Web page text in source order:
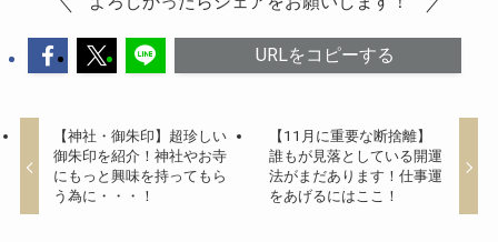
URLをコピーする
【神社・御朱印】超珍しい
御朱印を紹介！神社やお寺
にもっと興味を持ってもら
う為に・・・！
【11月に重要な断捨離】
誰もが見落としている開運
法がまだあります！仕事運
をあげるにはここ！